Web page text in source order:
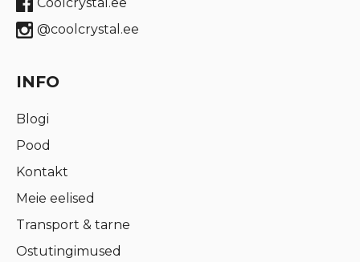
@coolcrystal.ee
INFO
Blogi
Pood
Kontakt
Meie eelised
Transport & tarne
Ostutingimused